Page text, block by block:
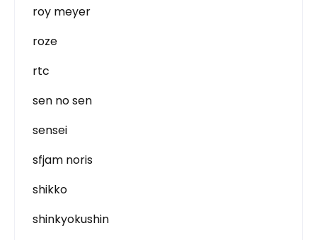
roy meyer
roze
rtc
sen no sen
sensei
sfjam noris
shikko
shinkyokushin